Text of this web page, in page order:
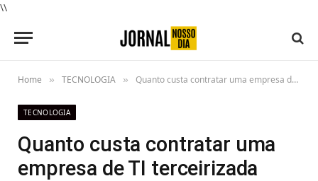
\\
Home » TECNOLOGIA » Quanto custa contratar uma empresa de TI terceirizada
TECNOLOGIA
Quanto custa contratar uma
empresa de TI terceirizada